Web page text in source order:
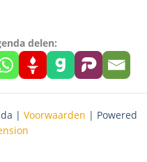
delen:
| Voorwaarden | Powered